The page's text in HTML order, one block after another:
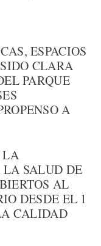
ESPACIOS
CLARA
PARQUE
A
LA
LA SALUD DE
AL
DESDE EL 1
CALIDAD